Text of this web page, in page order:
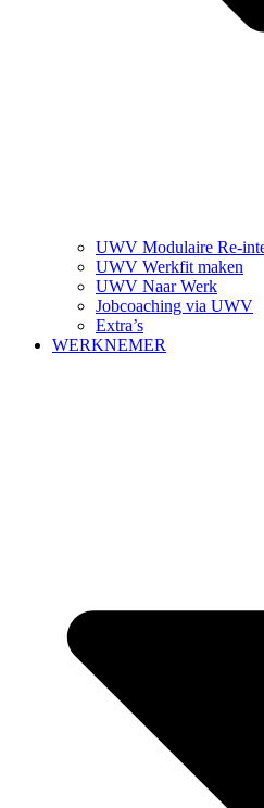
UWV Modulaire Re-
UWV Werkfit maken
UWV Naar Werk
Jobcoaching via UWV
Extra’s
WERKNEMER